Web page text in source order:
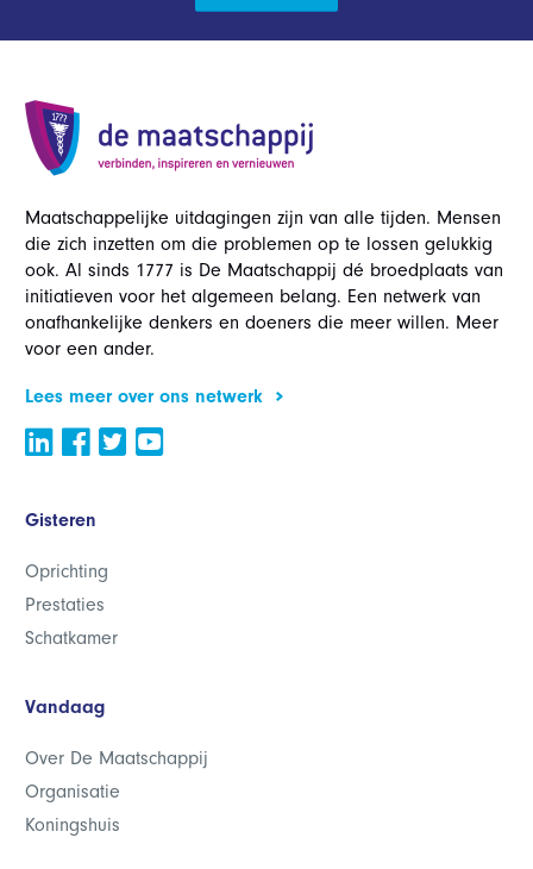
Maatschappelijke uitdagingen zijn van alle tijden. Mensen
die zich inzetten om die problemen op te lossen gelukkig
ook. Al sinds 1777 is De Maatschappij dé broedplaats van
initiatieven voor het algemeen belang. Een netwerk van
onafhankelijke denkers en doeners die meer willen. Meer
voor een ander.
Lees meer over ons netwerk
Gisteren
Oprichting
Prestaties
Schatkamer
Vandaag
Over De Maatschappij
Organisatie
Koningshuis